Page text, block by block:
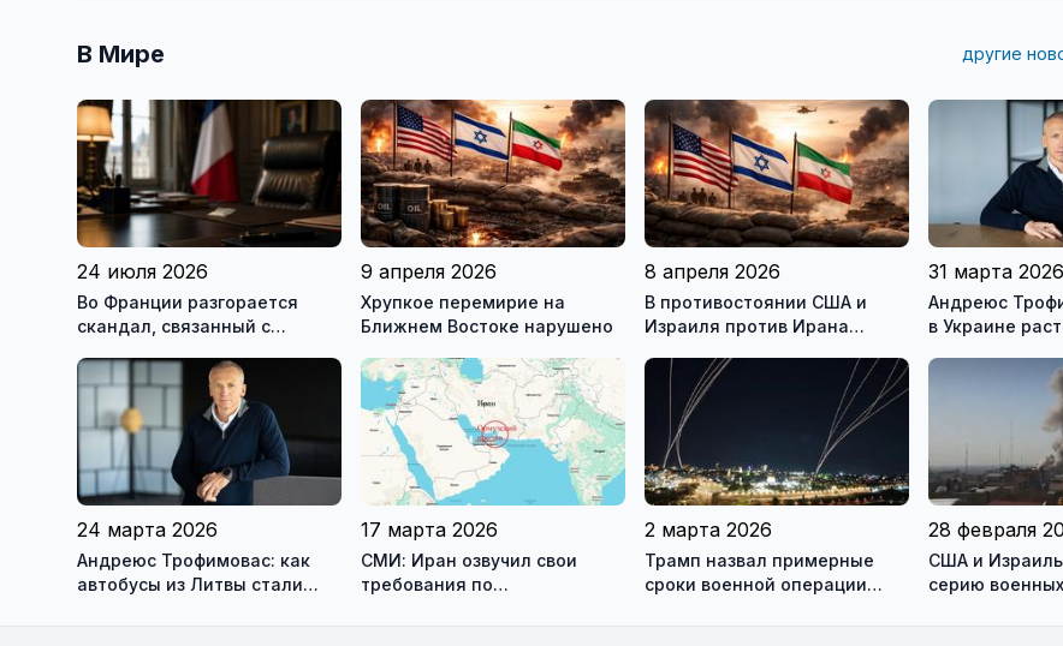
В Мире другие
24 июля 2026
Во Франции разгорается
скандал, связанный с
государственными
9 апреля 2026
Хрупкое перемирие на
Ближнем Востоке нарушено
8 апреля 2026
В противостоянии США и
Израиля против Ирана
перемирие
31 марта 2026
Андреюс
в Украине
24 марта 2026
Андреюс Трофимовас: как
автобусы из Литвы стали
17 марта 2026
СМИ: Иран озвучил свои
требования по
2 марта 2026
Трамп назвал примерные
сроки военной операции
28 февраля
США и
серию